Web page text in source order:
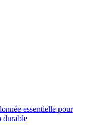
essentielle pour
durable